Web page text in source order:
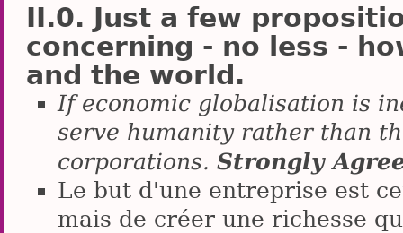
Just a few
concerning - no less -
and the world.
If economic globalisation is
serve humanity rather than
corporations. Strongly
Le but d'une entreprise est
mais de créer une richesse